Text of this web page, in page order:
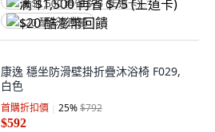
满 $1,500 再省 $75 (王道卡)
$20 酷澎幣回饋
康逸 穩坐防滑壁掛折疊沐浴椅 F029,
白色
首購折扣價 25%$792
$592